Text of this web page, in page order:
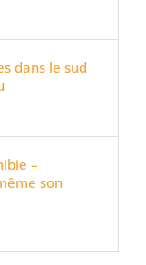
dans le sud
–
son